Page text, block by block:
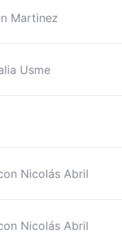
Martinez
Usme
Nicolás Abril
Nicolás Abril